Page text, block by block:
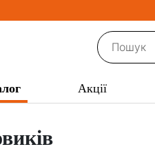
Акції